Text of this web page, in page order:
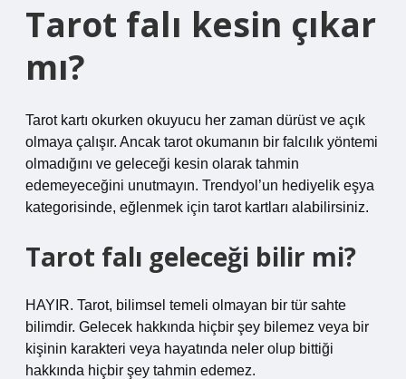
Tarot falı kesin çıkar
mı?
Tarot kartı okurken okuyucu her zaman dürüst ve açık
olmaya çalışır. Ancak tarot okumanın bir falcılık yöntemi
olmadığını ve geleceği kesin olarak tahmin
edemeyeceğini unutmayın. Trendyol’un hediyelik eşya
kategorisinde, eğlenmek için tarot kartları alabilirsiniz.
Tarot falı geleceği bilir mi?
HAYIR. Tarot, bilimsel temeli olmayan bir tür sahte
bilimdir. Gelecek hakkında hiçbir şey bilemez veya bir
kişinin karakteri veya hayatında neler olup bittiği
hakkında hiçbir şey tahmin edemez.